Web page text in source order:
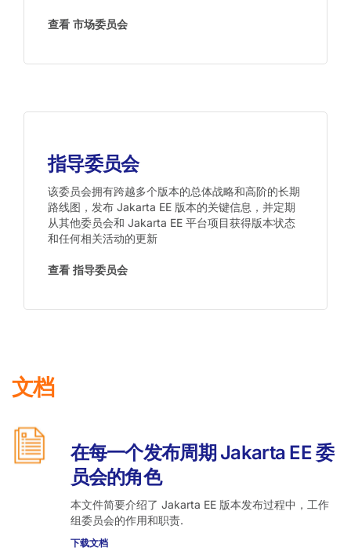
查看 市场委员会
指导委员会
该委员会拥有跨越多个版本的总体战略和高阶的长期
路线图，发布 Jakarta EE 版本的关键信息，并定期
从其他委员会和 Jakarta EE 平台项目获得版本状态
和任何相关活动的更新
查看 指导委员会
文档
在每一个发布周期 Jakarta EE 委
员会的角色
本文件简要介绍了 Jakarta EE 版本发布过程中，工作
组委员会的作用和职责.
下载文档